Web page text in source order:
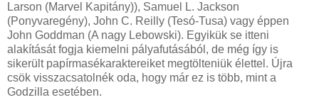
Larson (Marvel Kapitány)), Samuel L. Jackson
(Ponyvaregény), John C. Reilly (Tesó-Tusa) vagy éppen
John Goddman (A nagy Lebowski). Egyikük se itteni
alakítását fogja kiemelni pályafutásából, de még így is
sikerült papírmasékaraktereiket megtölteniük élettel. Újra
csök visszacsatolnék oda, hogy már ez is több, mint a
Godzilla esetében.